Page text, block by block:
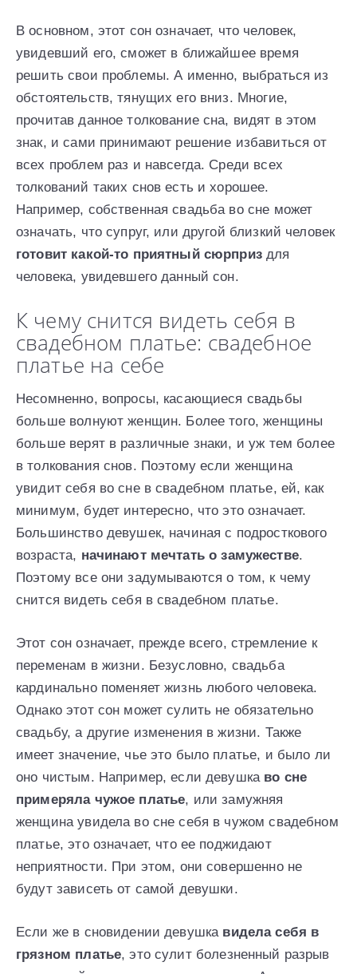
В основном, этот сон означает, что человек,
увидевший его, сможет в ближайшее время
решить свои проблемы. А именно, выбраться из
обстоятельств, тянущих его вниз. Многие,
прочитав данное толкование сна, видят в этом
знак, и сами принимают решение избавиться от
всех проблем раз и навсегда. Среди всех
толкований таких снов есть и хорошее.
Например, собственная свадьба во сне может
означать, что супруг, или другой близкий человек
готовит какой-то приятный сюрприздля
человека, увидевшего данный сон.
К чему снится видеть себя в
свадебном платье: свадебное
платье на себе
Несомненно, вопросы, касающиеся свадьбы
больше волнуют женщин. Более того, женщины
больше верят в различные знаки, и уж тем более
в толкования снов. Поэтому если женщина
увидит себя во сне в свадебном платье, ей, как
минимум, будет интересно, что это означает.
Большинство девушек, начиная с подросткового
возраста, начинают мечтать о замужестве.
Поэтому все они задумываются о том, к чему
снится видеть себя в свадебном платье.
Этот сон означает, прежде всего, стремление к
переменам в жизни. Безусловно, свадьба
кардинально поменяет жизнь любого человека.
Однако этот сон может сулить не обязательно
свадьбу, а другие изменения в жизни. Также
имеет значение, чье это было платье, и было ли
оно чистым. Например, если девушка во сне
примеряла чужое платье, или замужняя
женщина увидела во сне себя в чужом свадебном
платье, это означает, что ее поджидают
неприятности. При этом, они совершенно не
будут зависеть от самой девушки.
Если же в сновидении девушка видела себя в
грязном платье, это сулит болезненный разрыв